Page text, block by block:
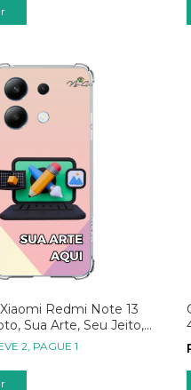
Redmi Note 13
Sua Arte, Seu Jeito,
2, PAGUE 1